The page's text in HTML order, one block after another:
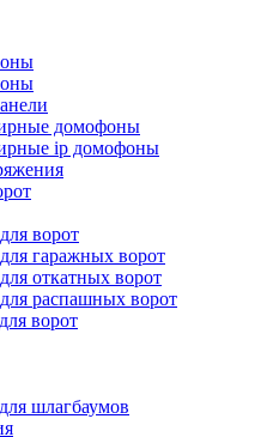
домофоны
ip домофоны
ворот
гаражных ворот
откатных ворот
распашных ворот
ворот
шлагбаумов